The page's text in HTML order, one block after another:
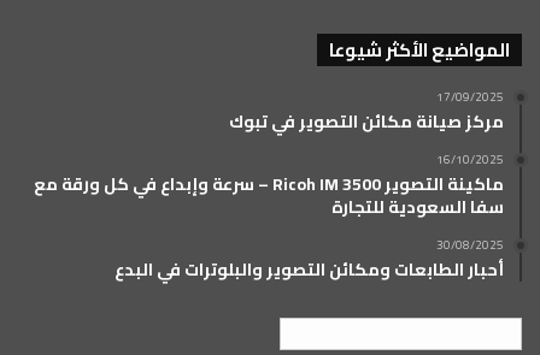
المواضيع الأكثر شيوعا
17/09/2025
مركز صيانة مكائن التصوير في تبوك
16/10/2025
ماكينة التصوير Ricoh IM 3500 – سرعة وإبداع في كل ورقة مع
سفا السعودية للتجارة
30/08/2025
أحبار الطابعات ومكائن التصوير والبلوترات في البدع